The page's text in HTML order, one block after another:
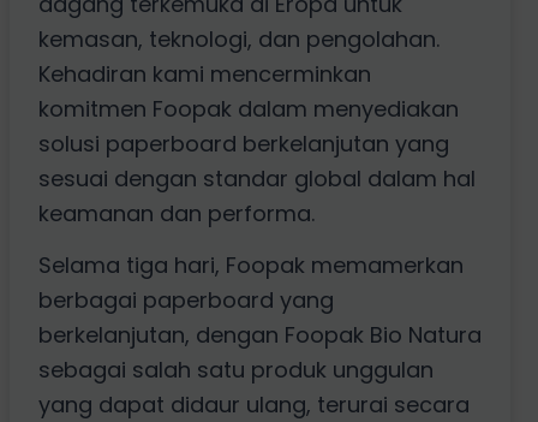
kemasan, teknologi, dan pengolahan.
Kehadiran kami mencerminkan
komitmen Foopak dalam menyediakan
solusi paperboard berkelanjutan yang
sesuai dengan standar global dalam hal
keamanan dan performa.
Selama tiga hari, Foopak memamerkan
berbagai paperboard yang
berkelanjutan, dengan Foopak Bio Natura
sebagai salah satu produk unggulan
yang dapat didaur ulang, terurai secara